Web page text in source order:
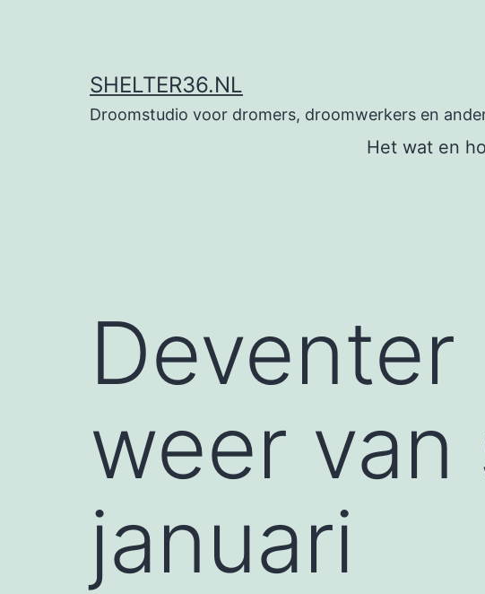
SHELTER36.NL
Droomstudio voor dromers, droomwerkers en
Het wat en
weer
januari